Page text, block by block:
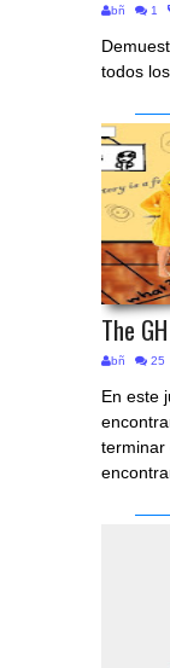
bñ 1
todos
The
bñ 25
En este
terminar